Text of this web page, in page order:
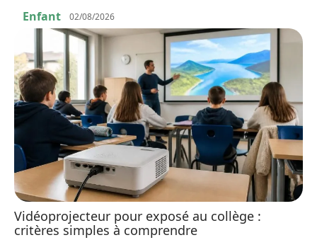
Enfant 02/08/2026
Vidéoprojecteur pour exposé au collège :
critères simples à comprendre